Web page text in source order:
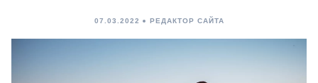
07.03.2022 РЕДАКТОР САЙТА